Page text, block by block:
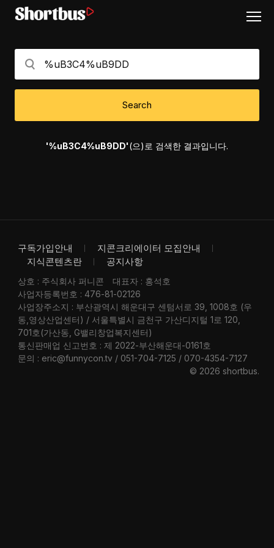
Search
'%uB3C4%uB9DD'(으)로 검색한 결과입니다.
구독가입안내
지콘크리에이터 모집안내
지식콘텐츠란
공지사항
상호 : 주식회사 퍼니콘
대표자 : 홍석호
사업자등록번호 : 476-81-02126
사업장주소지 : 부산광역시 해운대구 센텀서로 39, 1008호 (우
동,영상산업센터) / 서울특별시 금천구 가산디지털 1로 120,
701호(가산동, G밸리창업복지센터)
통신판매업 신고번호 : 제 2022-부산해운대-0161호
문의 : eric@funnycon.tv / 051-704-7125 / 070-4354-7127
© 2026 shortbus.